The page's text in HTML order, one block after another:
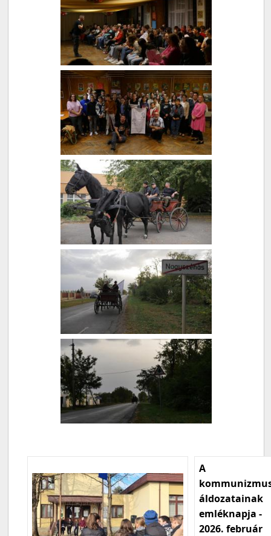
A
áldozatainak
emléknapja -
2026. február